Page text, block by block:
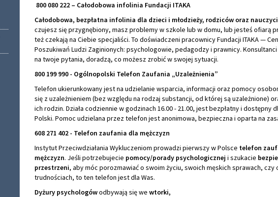
800 080 222 – Całodobowa infolinia Fundacji ITAKA
Całodobowa, bezpłatna infolinia dla dzieci i młodzieży, rodziców oraz
czujesz się przygnębiony, masz problemy w szkole lub w domu, lub jesteś ofiarą
też czekają na Ciebie specjaliści. To doświadczeni pracownicy Fundacji ITAKA —
Poszukiwań Ludzi Zaginionych: psychologowie, pedagodzy i prawnicy.
na twoje pytania, doradzą, co możesz zrobić w swojej sytuacji.
800 199 990 - Ogólnopolski Telefon Zaufania „Uzależnienia”
Telefon ukierunkowany jest na udzielanie wsparcia, informacji oraz pomocy
się z uzależnieniem (bez względu na rodzaj substancji, od której są uzależnione)
ich rodzin. Działa codziennie w godzinach 16.00 - 21.00, jest bezpłatny i dostępny
Polski. Pomoc udzielana przez telefon jest anonimowa, bezpieczna i oparta na
608 271 402 - Telefon zaufania dla mężczyzn
Instytut Przeciwdziałania Wykluczeniom prowadzi pierwszy w Polsce telefon
mężczyzn. Jeśli potrzebujecie pomocy/porady psychologicznej i szukacie
przestrzeni, aby móc porozmawiać o swoim życiu, swoich męskich sprawach, czy
trudnościach, to ten telefon jest dla Was.
Dyżury psychologówodbywają się we wtorki,